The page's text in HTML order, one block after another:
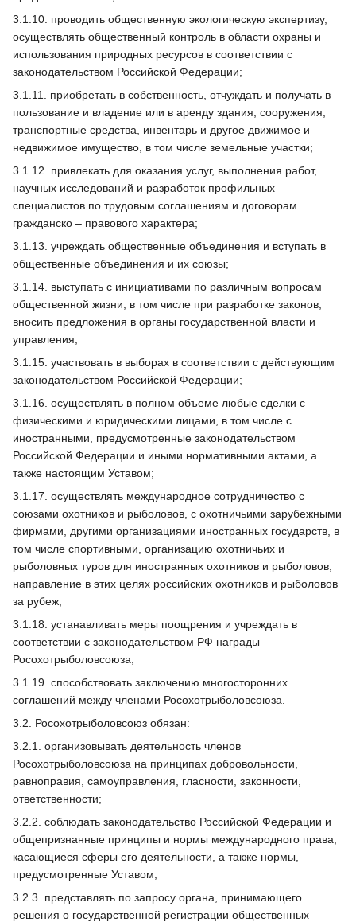
3.1.10. проводить общественную экологическую экспертизу,
осуществлять общественный контроль в области охраны и
использования природных ресурсов в соответствии с
законодательством Российской Федерации;
3.1.11. приобретать в собственность, отчуждать и получать в
пользование и владение или в аренду здания, сооружения,
транспортные средства, инвентарь и другое движимое и
недвижимое имущество, в том числе земельные участки;
3.1.12. привлекать для оказания услуг, выполнения работ,
научных исследований и разработок профильных
специалистов по трудовым соглашениям и договорам
гражданско – правового характера;
3.1.13. учреждать общественные объединения и вступать в
общественные объединения и их союзы;
3.1.14. выступать с инициативами по различным вопросам
общественной жизни, в том числе при разработке законов,
вносить предложения в органы государственной власти и
управления;
3.1.15. участвовать в выборах в соответствии с действующим
законодательством Российской Федерации;
3.1.16. осуществлять в полном объеме любые сделки с
физическими и юридическими лицами, в том числе с
иностранными, предусмотренные законодательством
Российской Федерации и иными нормативными актами, а
также настоящим Уставом;
3.1.17. осуществлять международное сотрудничество с
союзами охотников и рыболовов, с охотничьими зарубежными
фирмами, другими организациями иностранных государств, в
том числе спортивными, организацию охотничьих и
рыболовных туров для иностранных охотников и рыболовов,
направление в этих целях российских охотников и рыболовов
за рубеж;
3.1.18. устанавливать меры поощрения и учреждать в
соответствии с законодательством РФ награды
Росохотрыболовсоюза;
3.1.19. способствовать заключению многосторонних
соглашений между членами Росохотрыболовсоюза.
3.2. Росохотрыболовсоюз обязан:
3.2.1. организовывать деятельность членов
Росохотрыболовсоюза на принципах добровольности,
равноправия, самоуправления, гласности, законности,
ответственности;
3.2.2. соблюдать законодательство Российской Федерации и
общепризнанные принципы и нормы международного права,
касающиеся сферы его деятельности, а также нормы,
предусмотренные Уставом;
3.2.3. представлять по запросу органа, принимающего
решения о государственной регистрации общественных